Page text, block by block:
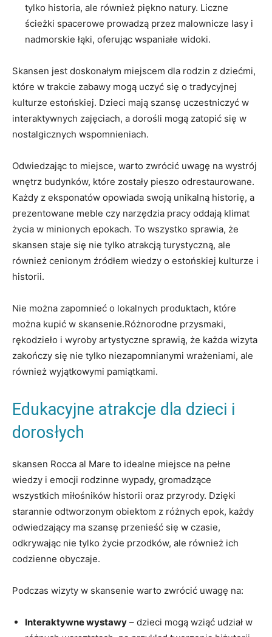
tylko historia, ale również piękno ‍natury. Liczne
ścieżki spacerowe prowadzą przez malownicze lasy i
nadmorskie łąki, oferując wspaniałe ⁣widoki.
Skansen jest doskonałym miejscem dla rodzin z ⁢dziećmi,
które⁢ w trakcie zabawy mogą uczyć ⁣się o‍ tradycyjnej
kulturze estońskiej. Dzieci mają szansę​ uczestniczyć w
interaktywnych zajęciach,⁢ a dorośli mogą zatopić się w⁣
nostalgicznych‌ wspomnieniach.
Odwiedzając‍ to miejsce, warto zwrócić​ uwagę na wystrój
wnętrz budynków, które zostały pieszo odrestaurowane.
Każdy z eksponatów opowiada swoją unikalną ⁣historię, a‌
prezentowane meble czy narzędzia pracy ⁢oddają ⁤klimat​
życia w minionych epokach. To wszystko ‌sprawia, że⁣
skansen ‌staje ​się nie tylko atrakcją turystyczną,‌ ale
również cenionym źródłem wiedzy o estońskiej kulturze‍ i
historii.
Nie ⁢można zapomnieć ⁣o lokalnych produktach, które‌
można kupić‌ w skansenie.Różnorodne⁣ przysmaki,
rękodzieło i⁤ wyroby artystyczne⁤ sprawią, że‌ każda wizyta
zakończy się nie tylko ⁤niezapomnianymi ​wrażeniami, ale
również⁤ wyjątkowymi pamiątkami.
Edukacyjne atrakcje dla dzieci i
dorosłych
skansen Rocca al Mare ​to idealne miejsce na pełne
wiedzy i emocji rodzinne wypady, gromadzące
wszystkich miłośników historii oraz przyrody. Dzięki
starannie odtworzonym obiektom z różnych epok, każdy
odwiedzający ma szansę przenieść się w czasie,
odkrywając‍ nie tylko życie przodków, ale również ich​
codzienne obyczaje.
Podczas‍ wizyty w skansenie warto zwrócić ⁢uwagę⁣ na:
Interaktywne wystawy – dzieci ‌mogą wziąć udział w